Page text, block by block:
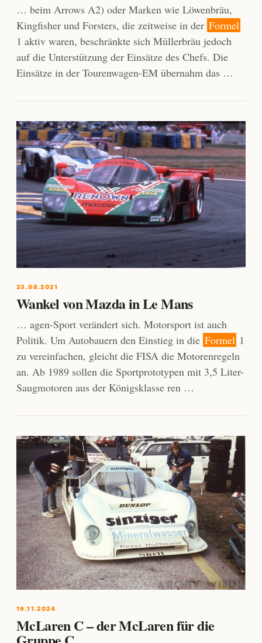
… beim Arrows A2) oder Marken wie Löwenbräu,
Kingfisher und Forsters, die zeitweise in der Formel
1 aktiv waren, beschränkte sich Müllerbräu jedoch
auf die Unterstützung der Einsätze des Chefs. Die
Einsätze in der Tourenwagen-EM übernahm das …
23.08.2021
Wankel von Mazda in Le Mans
… agen-Sport verändert sich. Motorsport ist auch
Politik. Um Autobauern den Einstieg in die Formel 1
zu vereinfachen, gleicht die FISA die Motorenregeln
an. Ab 1989 sollen die Sportprototypen mit 3,5 Liter-
Saugmotoren aus der Königsklasse ren …
19.11.2024
McLaren C – der McLaren für die